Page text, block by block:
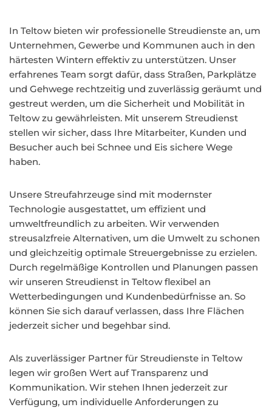
In Teltow bieten wir professionelle Streudienste an, um
Unternehmen, Gewerbe und Kommunen auch in den
härtesten Wintern effektiv zu unterstützen. Unser
erfahrenes Team sorgt dafür, dass Straßen, Parkplätze
und Gehwege rechtzeitig und zuverlässig geräumt und
gestreut werden, um die Sicherheit und Mobilität in
Teltow zu gewährleisten. Mit unserem Streudienst
stellen wir sicher, dass Ihre Mitarbeiter, Kunden und
Besucher auch bei Schnee und Eis sichere Wege
haben.
Unsere Streufahrzeuge sind mit modernster
Technologie ausgestattet, um effizient und
umweltfreundlich zu arbeiten. Wir verwenden
streusalzfreie Alternativen, um die Umwelt zu schonen
und gleichzeitig optimale Streuergebnisse zu erzielen.
Durch regelmäßige Kontrollen und Planungen passen
wir unseren Streudienst in Teltow flexibel an
Wetterbedingungen und Kundenbedürfnisse an. So
können Sie sich darauf verlassen, dass Ihre Flächen
jederzeit sicher und begehbar sind.
Als zuverlässiger Partner für Streudienste in Teltow
legen wir großen Wert auf Transparenz und
Kommunikation. Wir stehen Ihnen jederzeit zur
Verfügung, um individuelle Anforderungen zu